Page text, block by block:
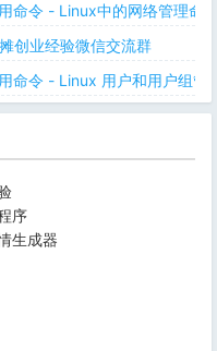
命令 - Linux中的网络管理命
创业经验微信交流群
命令 - Linux 用户和用户组管
序
生成器